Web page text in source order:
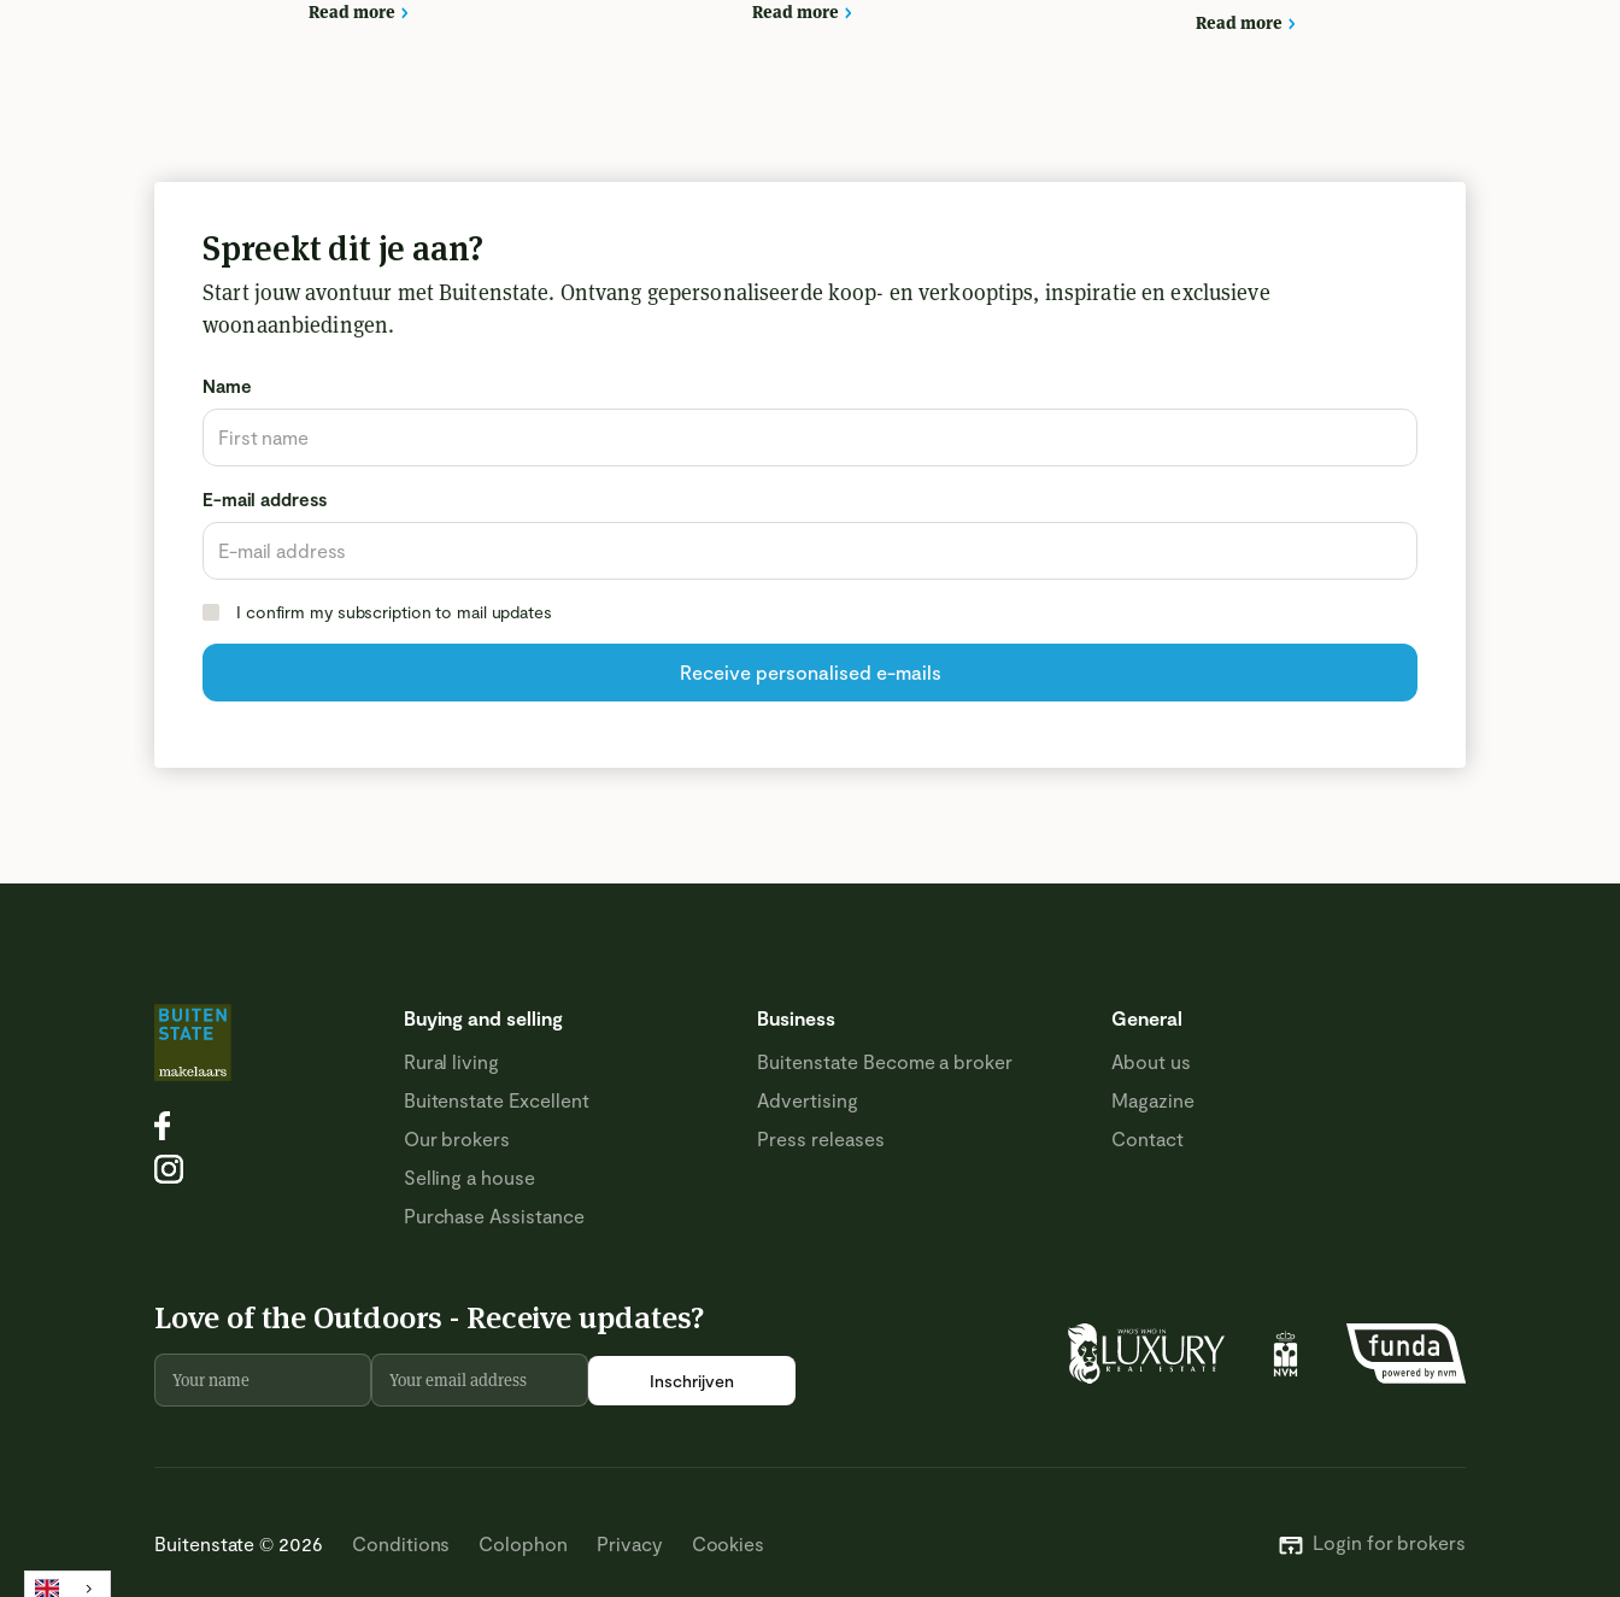
Read more Read more Read more
Spreekt dit je aan?
Start jouw avontuur met Buitenstate. Ontvang gepersonaliseerde koop- en verkooptips, inspiratie en exclusieve
woonaanbiedingen.
Name
E-mail address
I confirm my subscription to mail updates
Buying and selling
Rural living
Buitenstate Excellent
Our brokers
Selling a house
Purchase Assistance
Business
Buitenstate Become a broker
Advertising
Press releases
General
About us
Magazine
Contact
Love of the Outdoors - Receive updates?
Login for brokers
Buitenstate © 2026 Conditions Colophon Privacy Cookies